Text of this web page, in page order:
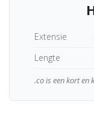
Extensie
Lengte
.co is een kort en